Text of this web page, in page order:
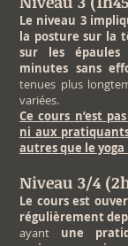
Le niveau 3
la posture sur la
sur les
minutes sans
tenues plus
variées.
Ce cours n’est
ni aux
autres que le yoga
Niveau 3/4
Le cours est
régulièrement
ayant une